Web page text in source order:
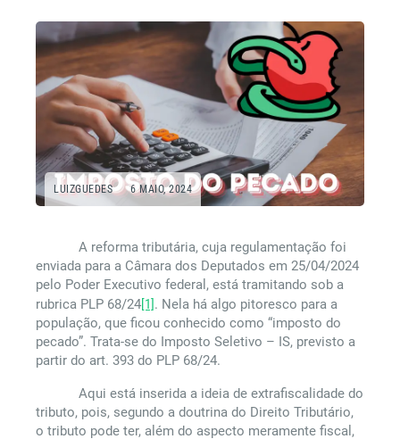
LUIZGUEDES 6 MAIO, 2024
A reforma tributária, cuja regulamentação foi
enviada para a Câmara dos Deputados em 25/04/2024
pelo Poder Executivo federal, está tramitando sob a
rubrica PLP 68/24[1]. Nela há algo pitoresco para a
população, que ficou conhecido como “imposto do
pecado”. Trata-se do Imposto Seletivo – IS, previsto a
partir do art. 393 do PLP 68/24.
Aqui está inserida a ideia de extrafiscalidade do
tributo, pois, segundo a doutrina do Direito Tributário,
o tributo pode ter, além do aspecto meramente fiscal,